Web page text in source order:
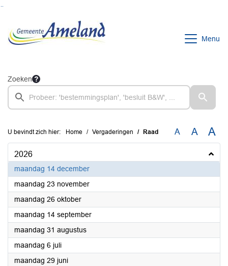
Menu
Zoeken
U bevindt zich hier: Home Vergaderingen Raad A A A
2026
maandag 14 december2026
maandag 23 november2026
maandag 26 oktober2026
maandag 14 september2026
maandag 31 augustus2026
maandag 6 juli2026
maandag 29 juni2026